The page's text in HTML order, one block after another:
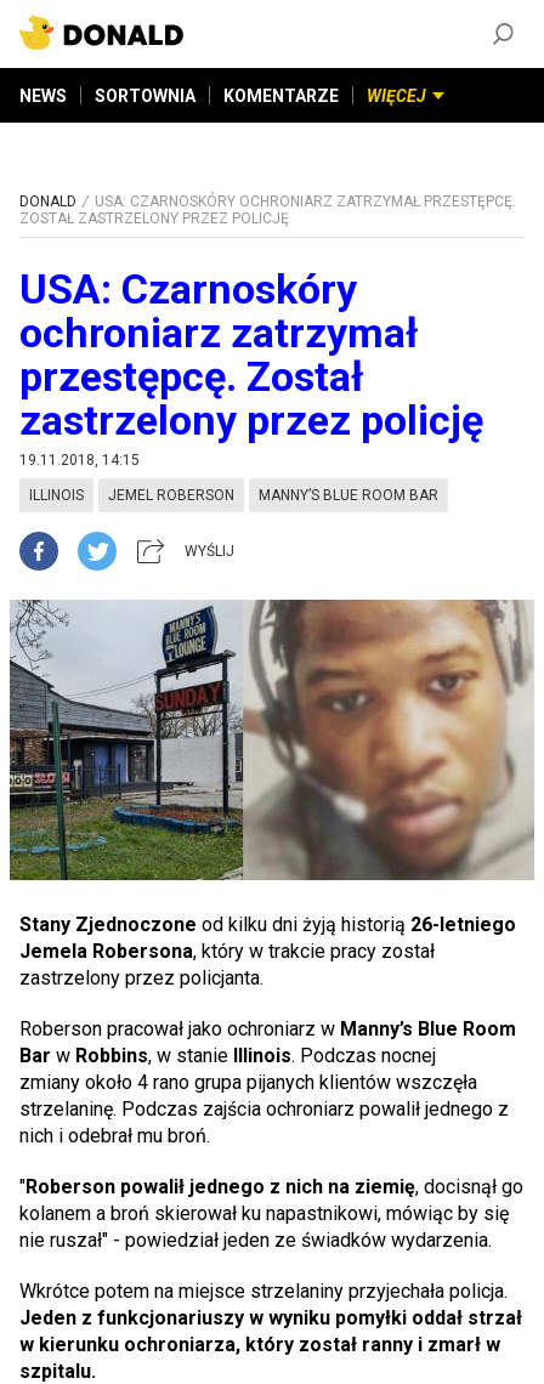
NEWS SORTOWNIA KOMENTARZE WIĘCEJ
DONALD
USA: CZARNOSKÓRY OCHRONIARZ ZATRZYMAŁ PRZESTĘPCĘ.
ZOSTAŁ ZASTRZELONY PRZEZ POLICJĘ
USA: Czarnoskóry
ochroniarz zatrzymał
przestępcę. Został
zastrzelony przez policję
19.11.2018, 14:15
ILLINOIS JEMEL ROBERSON MANNY’S BLUE ROOM BAR
WYŚLIJ
Stany Zjednoczone od kilku dni żyją historią 26-letniego
Jemela Robersona, który w trakcie pracy został
zastrzelony przez policjanta.
Roberson pracował jako ochroniarz w Manny’s Blue Room
Bar w Robbins, w stanie Illinois. Podczas nocnej
zmiany około 4 rano grupa pijanych klientów wszczęła
strzelaninę. Podczas zajścia ochroniarz powalił jednego z
nich i odebrał mu broń.
"Roberson powalił jednego z nich na ziemię, docisnął go
kolanem a broń skierował ku napastnikowi, mówiąc by się
nie ruszał" - powiedział jeden ze świadków wydarzenia.
Wkrótce potem na miejsce strzelaniny przyjechała policja.
Jeden z funkcjonariuszy w wyniku pomyłki oddał strzał
w kierunku ochroniarza, który został ranny i zmarł w
szpitalu.